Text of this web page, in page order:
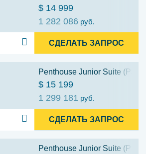
$ 14 999
1 282 086 руб.
СДЕЛАТЬ ЗАПРОС
Penthouse Junior Suite (PS2)
$ 15 199
1 299 181 руб.
СДЕЛАТЬ ЗАПРОС
Penthouse Junior Suite (PS1)